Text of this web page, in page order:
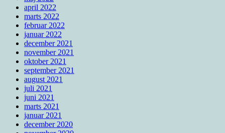
april 2022
marts 2022
februar 2022
januar 2022
december 2021
november 2021
oktober 2021
september 2021
august 2021
juli 2021
juni 2021
marts 2021
januar 2021
december 2020